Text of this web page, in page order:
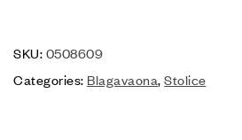
SKU: 0508609
Categories: Blagavaona, Stolice